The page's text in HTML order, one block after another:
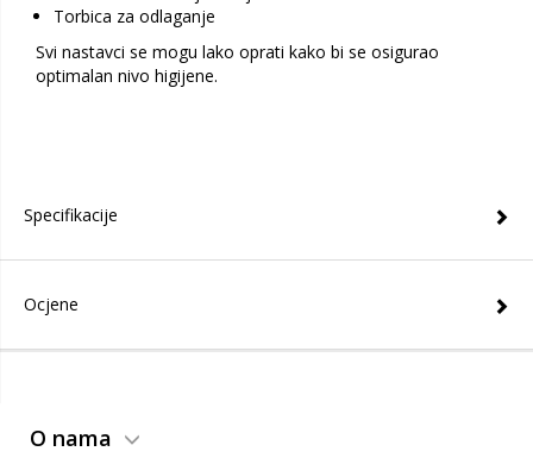
Torbica za odlaganje
Svi nastavci se mogu lako oprati kako bi se osigurao
optimalan nivo higijene.
Specifikacije
Ocjene
O nama